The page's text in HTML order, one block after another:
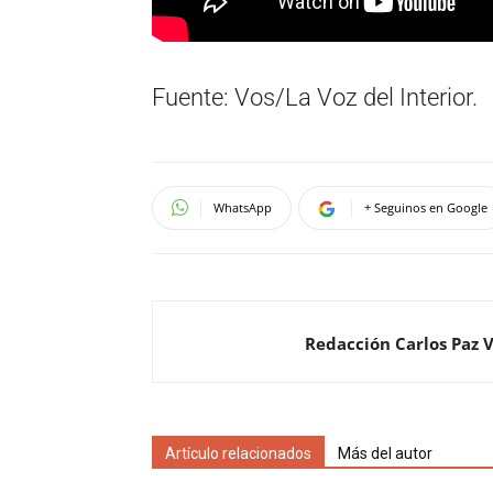
Fuente: Vos/La Voz del Interior.
WhatsApp + Seguinos en Google
Redacción Carlos Paz
Artículo relacionados Más del autor